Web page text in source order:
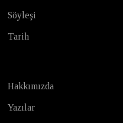
Söyleşi
Tarih
Hakkımızda
Yazılar